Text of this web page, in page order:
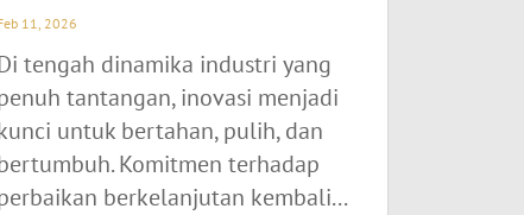
11, 2026
tengah dinamika industri yang
tantangan, inovasi menjadi
untuk bertahan, pulih, dan
Komitmen terhadap
berkelanjutan kembali...